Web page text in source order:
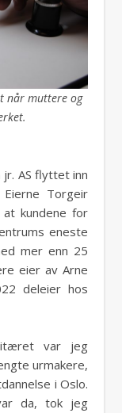
når muttere og
AS flyttet inn
Torgeir
kundene for
eneste
mer enn 25
eier av Arne
deleier hos
var jeg
urmakere,
i Oslo.
da, tok jeg